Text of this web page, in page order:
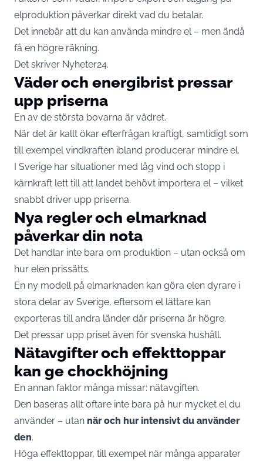
elproduktion påverkar direkt vad du betalar.
Det innebär att du kan använda mindre el – men ändå
få en högre räkning.
Det skriver Nyheter24.
Väder och energibrist pressar
upp priserna
En av de största bovarna är vädret.
När det är kallt ökar efterfrågan kraftigt, samtidigt som
till exempel vindkraften ibland producerar mindre el.
I Sverige har situationer med låg vind och stopp i
kärnkraft lett till att landet behövt importera el – vilket
snabbt driver upp priserna.
Nya regler och elmarknad
påverkar din nota
Det handlar inte bara om produktion – utan också om
hur elen prissätts.
En ny modell på elmarknaden kan göra elen dyrare i
stora delar av Sverige, eftersom el lättare kan
exporteras till andra länder där priserna är högre.
Det pressar upp priset även för svenska hushåll.
Nätavgifter och effekttoppar
kan ge chockhöjning
En annan faktor många missar: nätavgiften.
Den baseras allt oftare inte bara på hur mycket el du
använder – utan när och hur intensivt du använder
den.
Höga effekttoppar, till exempel när många apparater